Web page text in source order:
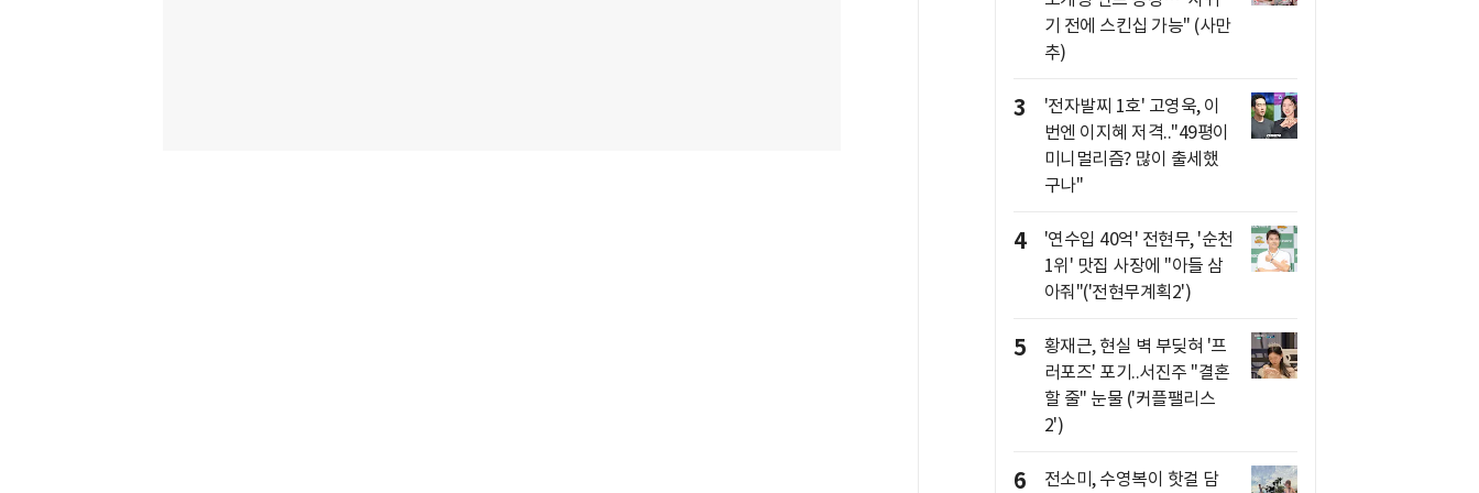
기 전에 스킨십 가능" (사만
추)
3
'전자발찌 1호' 고영욱, 이
번엔 이지혜 저격.."49평이
미니멀리즘? 많이 출세했
구나"
4
'연수입 40억' 전현무, '순천
1위' 맛집 사장에 "아들 삼
아줘"('전현무계획2')
5
황재근, 현실 벽 부딪혀 '프
러포즈' 포기..서진주 "결혼
할 줄" 눈물 ('커플팰리스
2')
6 전소미, 수영복이 핫걸 담